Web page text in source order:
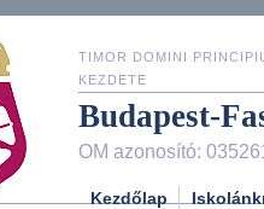
TIMOR DOMINI
KEZDETE
Budapest-
OM azonosító:
Kezdőlap